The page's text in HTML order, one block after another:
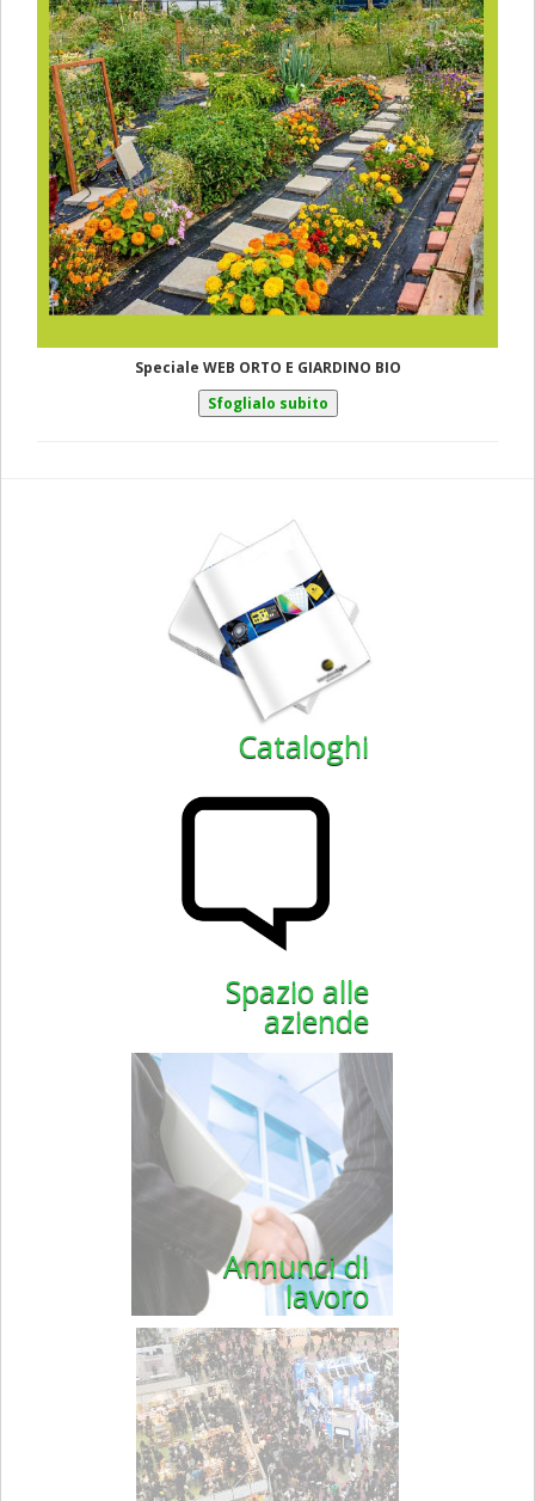
Speciale WEB ORTO E GIARDINO BIO
Cataloghi
Spazio alle
aziende
Annunci di
lavoro